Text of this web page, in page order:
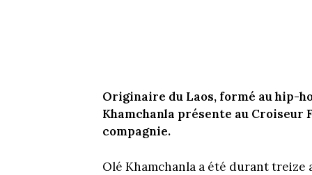
Originaire du Laos, formé au hip-
Khamchanla présente au Croiseur
compagnie.
Olé Khamchanla a été durant treize